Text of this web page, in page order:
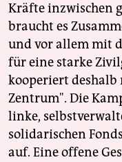
Kräfte inzwischen
braucht es
und vor allem mit
für eine starke
kooperiert
Zentrum". Die
linke,
solidarischen
auf. Eine offene